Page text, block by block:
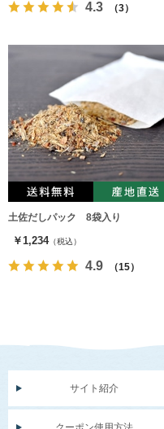
4.3 （3）
土佐だしパック 8袋入り
￥1,234（税込）
4.9 （15）
サイト紹介